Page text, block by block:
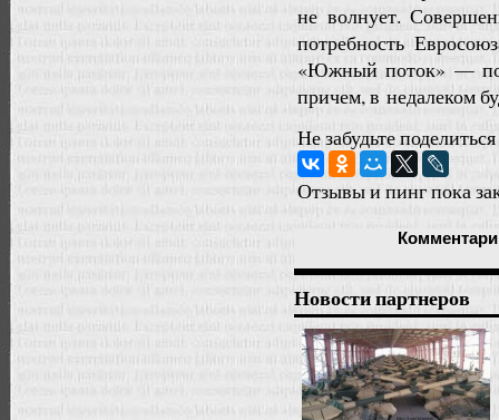
не волнует.
потребность
«Южный поток» —
причем, в недалеком
Не забудьте
Отзывы и пинг пока
Новости партнеров